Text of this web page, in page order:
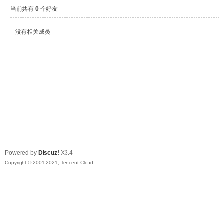
当前共有 0 个好友
没有相关成员
Powered by Discuz! X3.4
Copyright © 2001-2021, Tencent Cloud.